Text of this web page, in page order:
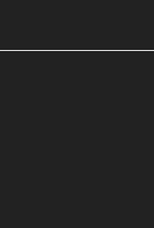
im nächsten